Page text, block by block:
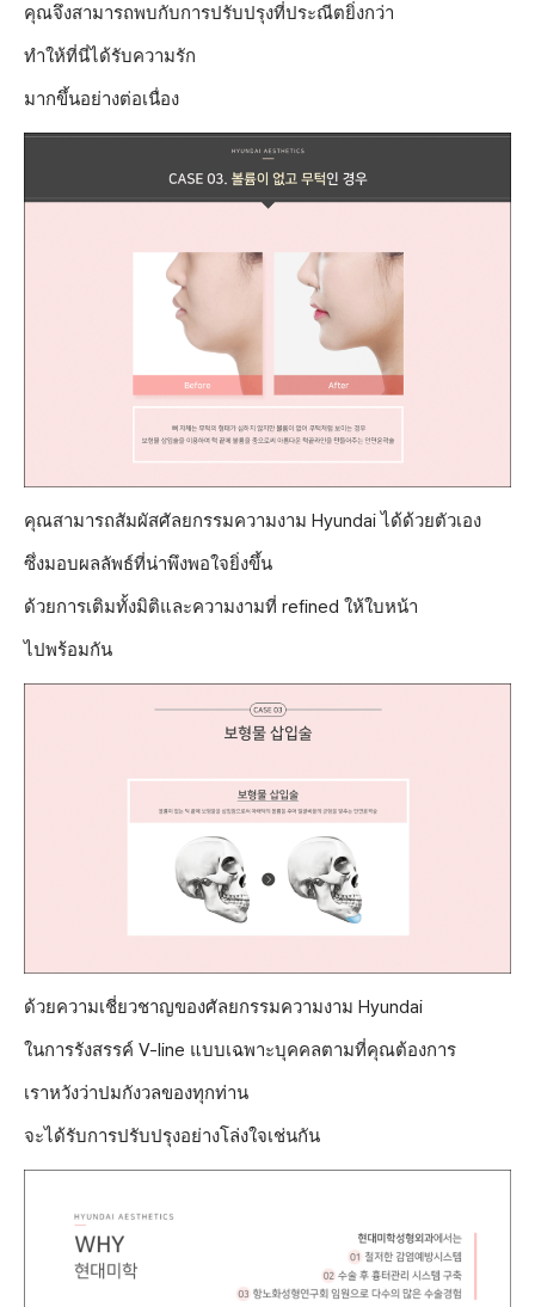
คุณจึงสามารถพบกับการปรับปรุงที่ประณีตยิ่งกว่า
ทำให้ที่นี่ได้รับความรัก
มากขึ้นอย่างต่อเนื่อง
คุณสามารถสัมผัสศัลยกรรมความงาม Hyundai ได้ด้วยตัวเอง
ซึ่งมอบผลลัพธ์ที่น่าพึงพอใจยิ่งขึ้น
ด้วยการเติมทั้งมิติและความงามที่ refined ให้ใบหน้า
ไปพร้อมกัน
ด้วยความเชี่ยวชาญของศัลยกรรมความงาม Hyundai
ในการรังสรรค์ V-line แบบเฉพาะบุคคลตามที่คุณต้องการ
เราหวังว่าปมกังวลของทุกท่าน
จะได้รับการปรับปรุงอย่างโล่งใจเช่นกัน